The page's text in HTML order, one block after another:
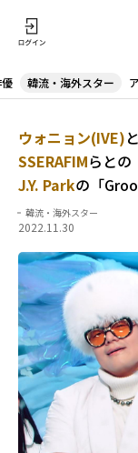
韓流・海外スター
ウォニョン(IVE)
SSERAFIMらとの
J.Y. Parkの「
韓流・海外スター
2022.11.30